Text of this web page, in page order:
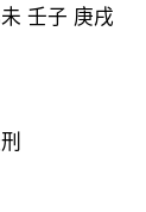
壬子 庚戌